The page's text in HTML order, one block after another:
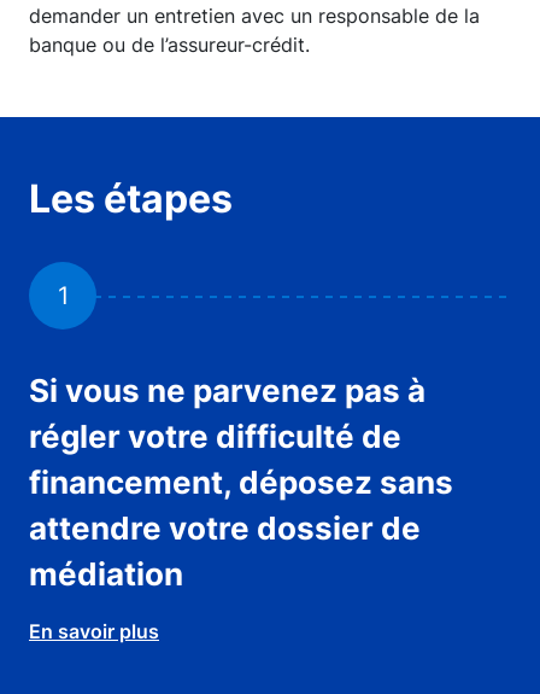
demander un entretien avec un responsable de la
banque ou de l’assureur-crédit.
Les étapes
1
Si vous ne parvenez pas à
régler votre difficulté de
financement, déposez sans
attendre votre dossier de
médiation
En savoir plus